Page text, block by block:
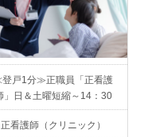
戸1分≫正職員「正看護
」日＆土曜短縮～14：30
正看護師（クリニック）